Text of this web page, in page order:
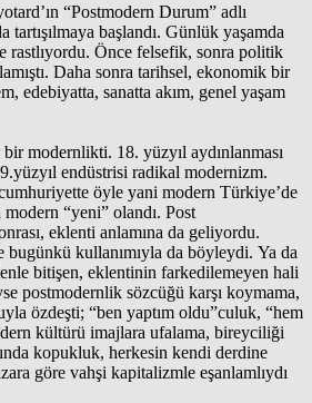
“Postmodern Durum” adlı
tartışılmaya başlandı. Günlük yaşamda
rastlıyordu. Önce felsefik, sonra politik
Daha sonra tarihsel, ekonomik bir
edebiyatta, sanatta akım, genel yaşam
modernlikti. 18. yüzyıl aydınlanması
endüstrisi radikal modernizm.
öyle yani modern Türkiye’de
“yeni” olandı. Post
eklenti anlamına da geliyordu.
bugünkü kullanımıyla da böyleydi. Ya da
bitişen, eklentinin farkedilemeyen hali
postmodernlik sözcüğü karşı koymama,
özdeşti; “ben yaptım oldu”culuk, “hem
kültürü imajlara ufalama, bireyciliği
kopukluk, herkesin kendi derdine
göre vahşi kapitalizmle eşanlamlıydı